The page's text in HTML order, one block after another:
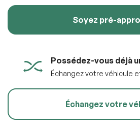
Possédez-vous déjà
Échangez votre véhicule
Soyez pré-
Échangez votre
100%